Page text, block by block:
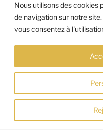
Nous utilisons des cookies
de navigation sur notre
vous consentez à
Fièrement propulsé par